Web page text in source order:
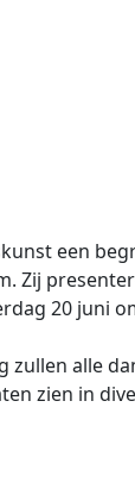
een
Zij
20 juni
zullen alle
zien in